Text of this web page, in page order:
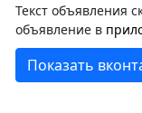
Текст объявления
объявление в
Показать